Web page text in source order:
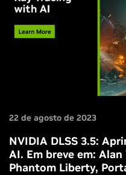
22 de agosto de 2023
NVIDIA DLSS 3.5:
AI. Em breve em:
Phantom Liberty,